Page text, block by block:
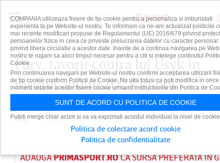
Fury, favorit contra lui Usyk în
meciul anului 2024 în box
BOX PUBLICAT DEDAIAN CUTUPE 22 NOV 2023
ADAUGĂPRIMASPORT.ROCA SURSĂ PREFERATĂ ÎN
COMPANIA utilizeaza fisiere de tip cookie pentru a personaliza si imbunatati
experienta ta pe Website-ul nostru. Te informam ca ne-am actualizat politicile
mai recente modificari propuse de Regulamentul (UE) 2016/679 privind
persoanelor fizice in ceea ce priveste prelucrarea datelor cu caracter personal
privind libera circulatie a acestor date. Inainte de a continua navigarea pe
nostru te rugam sa aloci timpul necesar pentru a citi si intelege continutul
Cookie.
Prin continuarea navigarii pe Website-ul nostru confirmi acceptarea utilizarii
de tip cookie conform Politicii de Cookie. Nu uita totusi ca poti modifica in orice
moment setarile acestor fisiere cookie urmand instructiunile din Politica de
SUNT DE ACORD CU POLITICA DE COOKIE
Puteti merge chiar acum si sa va exprimati acordul individual la nivel de
Politica de colectare acord cookie
Politica de confidentialitate